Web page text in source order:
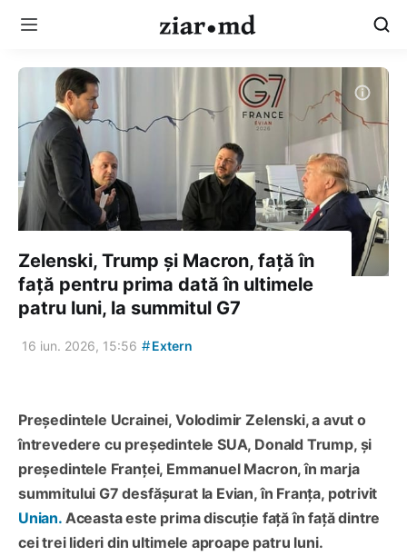
Zelenski, Trump și Macron, față în
față pentru prima dată în ultimele
patru luni, la summitul G7
16 iun. 2026, 15:56 #Extern
Președintele Ucrainei, Volodimir Zelenski, a avut o
întrevedere cu președintele SUA, Donald Trump, și
președintele Franței, Emmanuel Macron, în marja
summitului G7 desfășurat la Evian, în Franța, potrivit
Unian.Aceasta este prima discuție față în față dintre
cei trei lideri din ultimele aproape patru luni.